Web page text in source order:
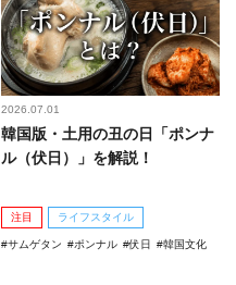
2026.07.01
韓国版・土用の丑の日「ポンナ
ル（伏日）」を解説！
注目 ライフスタイル
サムゲタン ポンナル 伏日 韓国文化